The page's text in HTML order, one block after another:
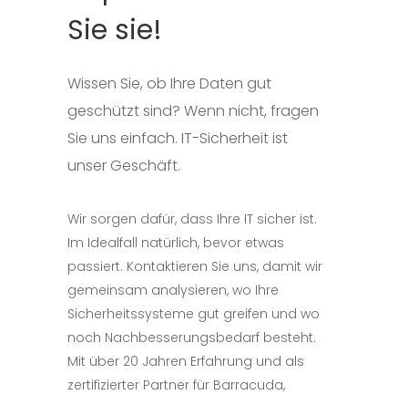
Sie sie!
Wissen Sie, ob Ihre Daten gut
geschützt sind? Wenn nicht, fragen
Sie uns einfach. IT-Sicherheit ist
unser Geschäft.
Wir sorgen dafür, dass Ihre IT sicher ist.
Im Idealfall natürlich, bevor etwas
passiert. Kontaktieren Sie uns, damit wir
gemeinsam analysieren, wo Ihre
Sicherheitssysteme gut greifen und wo
noch Nachbesserungsbedarf besteht.
Mit über 20 Jahren Erfahrung und als
zertifizierter Partner für Barracuda,